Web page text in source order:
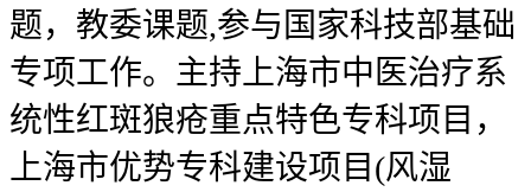
题，教委课题,参与国家科技部基础
专项工作。主持上海市中医治疗系
统性红斑狼疮重点特色专科项目，
上海市优势专科建设项目(风湿